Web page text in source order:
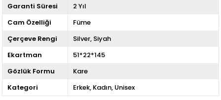
Garanti Süresi
2 Yıl
Cam Özelliği
Füme
Çerçeve Rengi
Silver Siyah
Ekartman
51*22*145
Gözlük Formu
Kare
Kategori
Erkek Kadın Unisex